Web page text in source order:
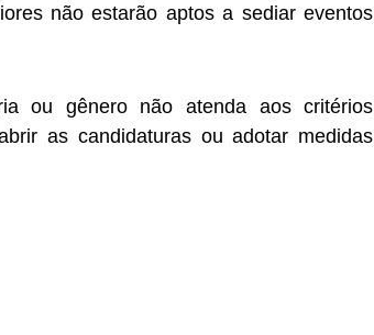
não estarão aptos a sediar eventos
ou gênero não atenda aos critérios
as candidaturas ou adotar medidas